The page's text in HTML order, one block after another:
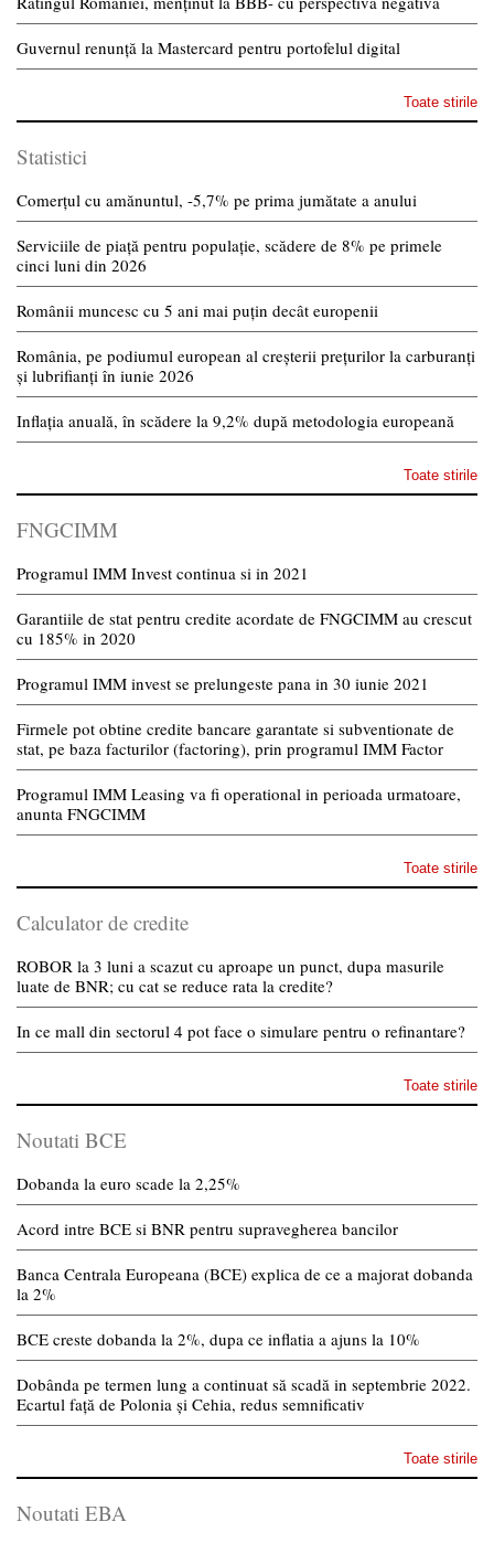
Guvernul renunță la Mastercard pentru portofelul digital
Toate stirile
Statistici
Comerțul cu amănuntul, -5,7% pe prima jumătate a anului
Serviciile de piață pentru populație, scădere de 8% pe primele
cinci luni din 2026
Românii muncesc cu 5 ani mai puțin decât europenii
România, pe podiumul european al creșterii prețurilor la carburanți
și lubrifianți în iunie 2026
Inflația anuală, în scădere la 9,2% după metodologia europeană
Toate stirile
FNGCIMM
Programul IMM Invest continua si in 2021
Garantiile de stat pentru credite acordate de FNGCIMM au crescut
cu 185% in 2020
Programul IMM invest se prelungeste pana in 30 iunie 2021
Firmele pot obtine credite bancare garantate si subventionate de
stat, pe baza facturilor (factoring), prin programul IMM Factor
Programul IMM Leasing va fi operational in perioada urmatoare,
anunta FNGCIMM
Toate stirile
Calculator de credite
ROBOR la 3 luni a scazut cu aproape un punct, dupa masurile
luate de BNR; cu cat se reduce rata la credite?
In ce mall din sectorul 4 pot face o simulare pentru o refinantare?
Toate stirile
Noutati BCE
Dobanda la euro scade la 2,25%
Acord intre BCE si BNR pentru supravegherea bancilor
Banca Centrala Europeana (BCE) explica de ce a majorat dobanda
la 2%
BCE creste dobanda la 2%, dupa ce inflatia a ajuns la 10%
Dobânda pe termen lung a continuat să scadă in septembrie 2022.
Ecartul față de Polonia și Cehia, redus semnificativ
Toate stirile
Noutati EBA